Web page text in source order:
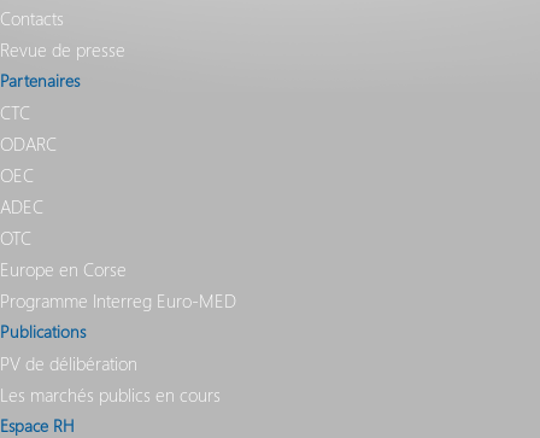
Contacts
Revue de presse
Partenaires
CTC
ODARC
OEC
ADEC
OTC
Europe en Corse
Programme Interreg Euro-MED
Publications
PV de délibération
Les marchés publics en cours
Espace RH